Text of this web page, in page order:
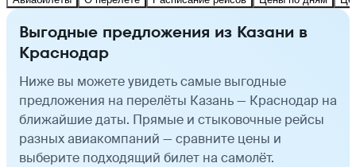
Выгодные предложения из Казани в
Краснодар
Ниже вы можете увидеть самые выгодные
предложения на перелёты Казань — Краснодар на
ближайшие даты. Прямые и стыковочные рейсы
разных авиакомпаний — сравните цены и
выберите подходящий билет на самолёт.